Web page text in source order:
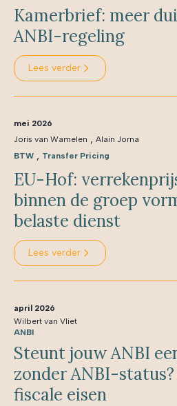
Kamerbrief: meer
ANBI-regeling
Lees verder
mei 2026
Joris van Wamelen , Alain Jorna
BTW , Transfer Pricing
EU-Hof:
binnen de groep
belaste dienst
Lees verder
april 2026
Wilbert van Vliet
ANBI
Steunt jouw ANBI
zonder ANBI-
fiscale eisen